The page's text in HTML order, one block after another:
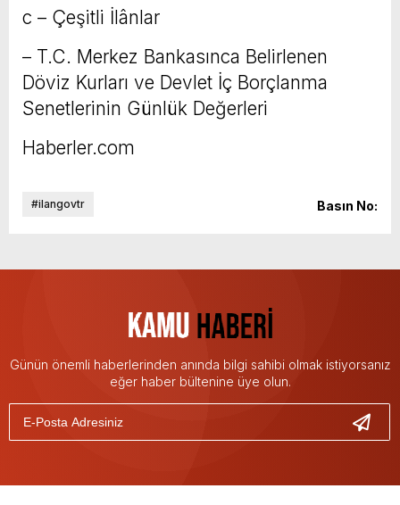
c – Çeşitli İlânlar
– T.C. Merkez Bankasınca Belirlenen
Döviz Kurları ve Devlet İç Borçlanma
Senetlerinin Günlük Değerleri
Haberler.com
#ilangovtr Basın No:
Günün önemli haberlerinden anında bilgi sahibi olmak istiyorsanız
eğer haber bültenine üye olun.